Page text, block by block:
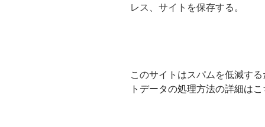
レス、サイトを保存する。
このサイトはスパムを低減す
トデータの処理方法の詳細は